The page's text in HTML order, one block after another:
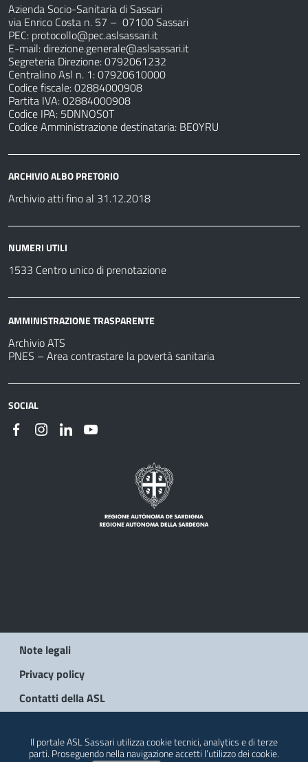
Azienda Socio-Sanitaria di Sassari
via Enrico Costa n. 57 – 07100 Sassari
PEC: protocollo@pec.aslsassari.it
E-mail:direzione.generale@aslsassari.it
Segreteria Direzione: 0792061232
Centralino Asl n. 1: 07920610000
Codice fiscale: 02884000908
Partita IVA: 02884000908
Codice IPA: 5DNNOS0T
Codice Amministrazione destinataria: BE0YRU
ARCHIVIO ALBO PRETORIO
Archivio atti fino al 31.12.2018
NUMERI UTILI
1533 Centro unico di prenotazione
AMMINISTRAZIONE TRASPARENTE
Archivio ATS
PNES – Area contrastare la povertà sanitaria
SOCIAL
Note legali
Privacy policy
Contatti della ASL
Il portale ASL Sassari utilizza cookie tecnici, analytics e di terze
parti. Proseguendo nella navigazione accetti l’utilizzo dei cookie.